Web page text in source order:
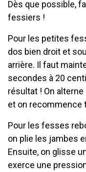
Dès que possible,
fessiers !
Pour les petites
dos bien droit et
arrière. Il faut
secondes à 20
résultat ! On
et on recommence
Pour les fesses
on plie les jambes
Ensuite, on glisse
exerce une